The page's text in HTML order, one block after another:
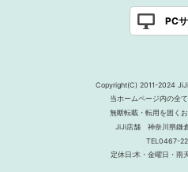
PC
Copyright(C) 2011-2024
当ホームページ内の全て
無断転載・転用を固くお
JiJi店舗 神奈川県鎌
TEL0467-
定休日:木・金曜日・